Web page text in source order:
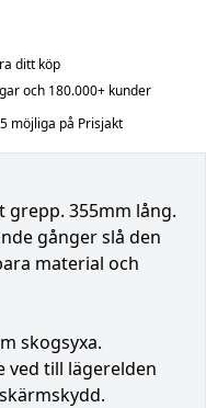
ditt köp
och 180.000+ kunder
möjliga på Prisjakt
grepp. 355mm lång.
gånger slå den
material och
skogsyxa.
ved till lägerelden